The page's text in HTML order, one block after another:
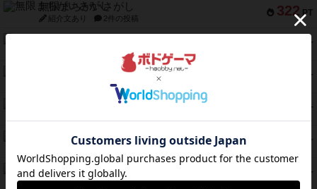
322 PT
無限まちがいさがし
紹介文あり 2件の投稿
PT
1件の投稿
PT
1件の投稿
PT
PT
ファースト・イン・フライト
PT
モズビ－ズ・レイダ－ズ
紹介文あり 1件の投稿